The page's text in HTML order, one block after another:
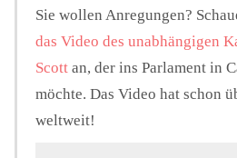
Sie wollen Anregungen?
das Video des unabhängigen
Scott an, der ins Parlament in
möchte. Das Video hat schon
weltweit!